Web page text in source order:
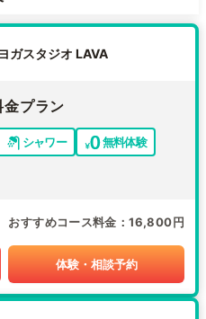
ガスタジオ LAVA
プラン
シャワー
無料体験
おすすめコース料金 16,800円
体験・相談予約